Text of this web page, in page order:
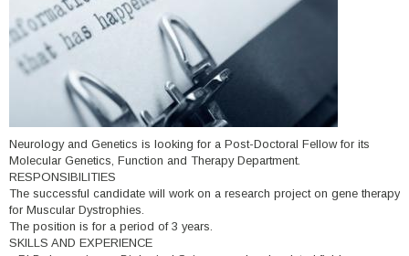
Neurology and Genetics is looking for a Post-Doctoral Fellow for its
Molecular Genetics, Function and Therapy Department.
RESPONSIBILITIES
The successful candidate will work on a research project on gene therapy
for Muscular Dystrophies.
The position is for a period of 3 years.
SKILLS AND EXPERIENCE